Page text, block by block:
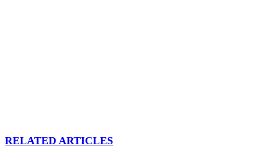
RELATED ARTICLES